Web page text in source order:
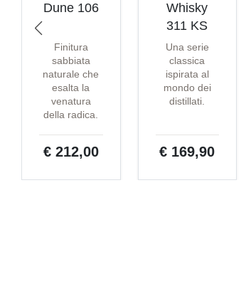
Dune 106
Finitura
sabbiata
naturale che
esalta la
venatura
della radica.
€ 212,00
Whisky
311 KS
Una serie
classica
ispirata al
mondo dei
distillati.
€ 169,90